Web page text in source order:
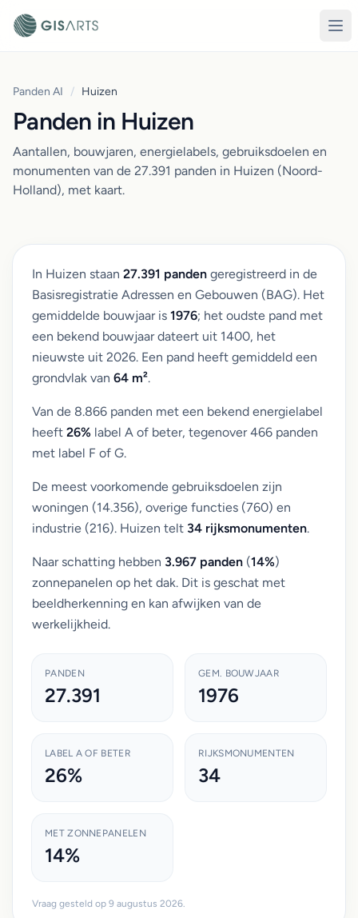
Panden AI / Huizen
Panden in Huizen
Aantallen, bouwjaren, energielabels, gebruiksdoelen en
monumenten van de 27.391 panden in Huizen (Noord-
Holland), met kaart.
In Huizen staan 27.391 panden geregistreerd in de
Basisregistratie Adressen en Gebouwen (BAG). Het
gemiddelde bouwjaar is 1976; het oudste pand met
een bekend bouwjaar dateert uit 1400, het
nieuwste uit 2026. Een pand heeft gemiddeld een
grondvlak van 64 m².
Van de 8.866 panden met een bekend energielabel
heeft 26% label A of beter, tegenover 466 panden
met label F of G.
De meest voorkomende gebruiksdoelen zijn
woningen (14.356), overige functies (760) en
industrie (216). Huizen telt 34 rijksmonumenten.
Naar schatting hebben 3.967 panden (14%)
zonnepanelen op het dak. Dit is geschat met
beeldherkenning en kan afwijken van de
werkelijkheid.
PANDEN
27.391
GEM. BOUWJAAR
1976
LABEL A OF BETER
26%
RIJKSMONUMENTEN
34
MET ZONNEPANELEN
14%
Vraag gesteld op 9 augustus 2026.